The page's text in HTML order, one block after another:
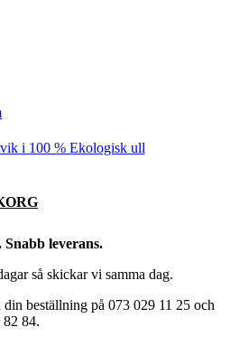
i 100 % Ekologisk ull
leverans.
så skickar vi samma dag.
beställning på 073 029 11 25 och
82 84.